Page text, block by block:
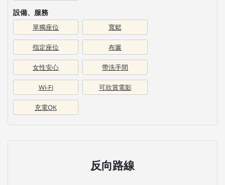
設備、服務
單獨座位 寬鬆
指定座位 布簾
女性安心 帶洗手間
Wi-Fi 可欣賞電影
充電OK
反向路線